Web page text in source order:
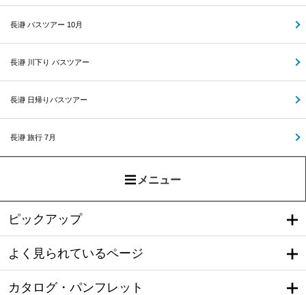
長瀞 バスツアー 10月
長瀞 川下り バスツアー
長瀞 日帰りバスツアー
長瀞 旅行 7月
メニュー
ピックアップ
よく見られているページ
カタログ・パンフレット